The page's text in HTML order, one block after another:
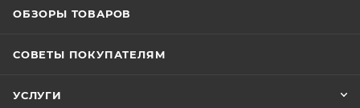
ОБЗОРЫ ТОВАРОВ
СОВЕТЫ ПОКУПАТЕЛЯМ
УСЛУГИ